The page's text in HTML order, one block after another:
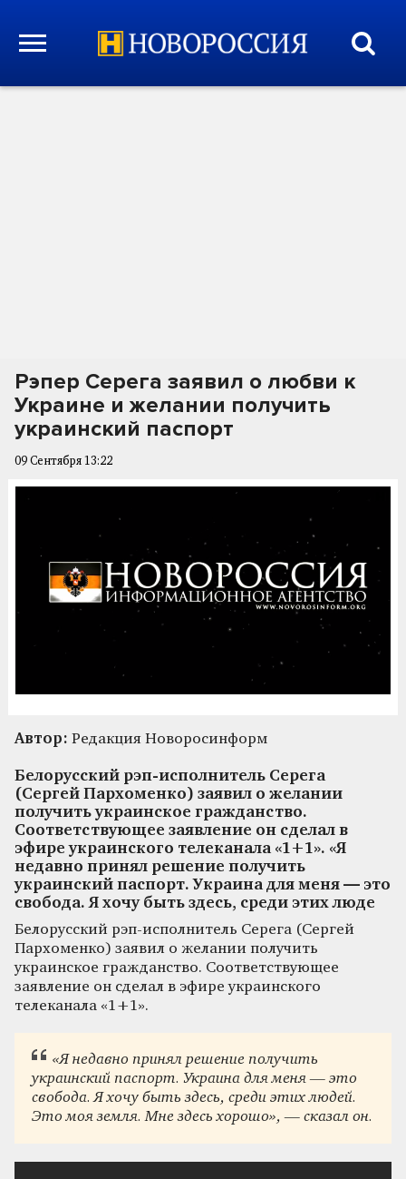
Рэпер Серега заявил о любви к
Украине и желании получить
украинский паспорт
09 Сентября 13:22
Автор: Редакция Новоросинформ
Белорусский рэп-исполнитель Серега
(Сергей Пархоменко) заявил о желании
получить украинское гражданство.
Соответствующее заявление он сделал в
эфире украинского телеканала «1+1». «Я
недавно принял решение получить
украинский паспорт. Украина для меня — это
свобода. Я хочу быть здесь, среди этих люде
Белорусский рэп-исполнитель Серега (Сергей
Пархоменко) заявил о желании получить
украинское гражданство. Соответствующее
заявление он сделал в эфире украинского
телеканала «1+1».
«Я недавно принял решение получить
украинский паспорт. Украина для меня — это
свобода. Я хочу быть здесь, среди этих людей.
Это моя земля. Мне здесь хорошо», — сказал он.